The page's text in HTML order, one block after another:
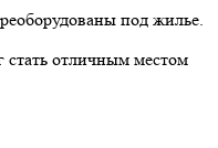
под жилье.
стать отличным местом